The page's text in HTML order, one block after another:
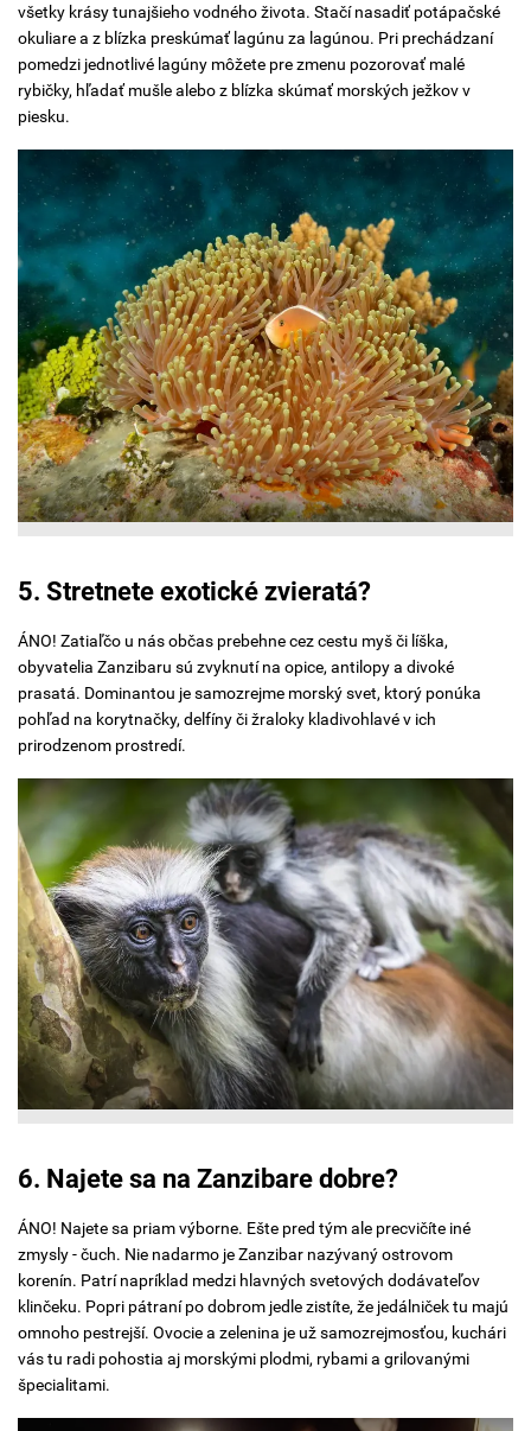
všetky krásy tunajšieho vodného života. Stačí nasadiť potápačské
okuliare a z blízka preskúmať lagúnu za lagúnou. Pri prechádzaní
pomedzi jednotlivé lagúny môžete pre zmenu pozorovať malé
rybičky, hľadať mušle alebo z blízka skúmať morských ježkov v
piesku.
5. Stretnete exotické zvieratá?
ÁNO! Zatiaľčo u nás občas prebehne cez cestu myš či líška,
obyvatelia Zanzibaru sú zvyknutí na opice, antilopy a divoké
prasatá. Dominantou je samozrejme morský svet, ktorý ponúka
pohľad na korytnačky, delfíny či žraloky kladivohlavé v ich
prirodzenom prostredí.
6. Najete sa na Zanzibare dobre?
ÁNO! Najete sa priam výborne. Ešte pred tým ale precvičíte iné
zmysly - čuch. Nie nadarmo je Zanzibar nazývaný ostrovom
korenín. Patrí napríklad medzi hlavných svetových dodávateľov
klinčeku. Popri pátraní po dobrom jedle zistíte, že jedálniček tu majú
omnoho pestrejší. Ovocie a zelenina je už samozrejmosťou, kuchári
vás tu radi pohostia aj morskými plodmi, rybami a grilovanými
špecialitami.